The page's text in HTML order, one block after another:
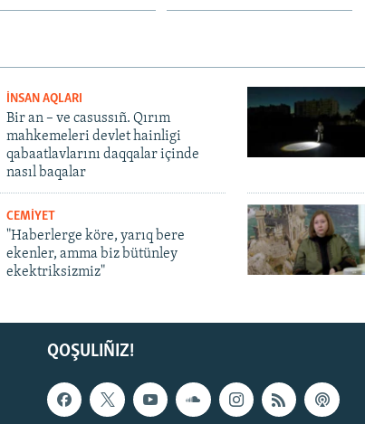
İNSAN AQLARI
Bir an – ve casussıñ. Qırım
mahkemeleri devlet hainligi
qabaatlavlarını daqqalar içinde
nasıl baqalar
CEMİYET
"Haberlerge köre, yarıq bere
ekenler, amma biz bütünley
ekektriksizmiz"
QOŞULIÑIZ!